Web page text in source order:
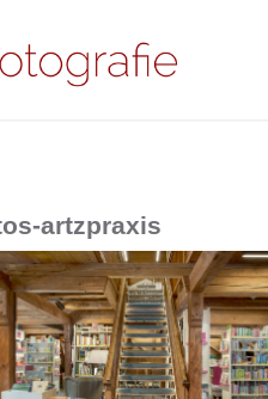
artzpraxis